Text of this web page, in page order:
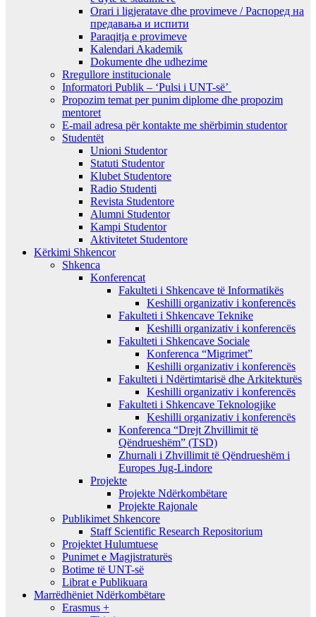
Orari i ligjeratave dhe provimeve / Распоред на
предавањa и испити
Paraqitja e provimeve
Kalendari Akademik
Dokumente dhe udhezime
Rregullore institucionale
Informatori Publik – ‘Pulsi i UNT-së’
Propozim temat per punim diplome dhe propozim
mentoret
E-mail adresa për kontakte me shërbimin studentor
Studentët
Unioni Studentor
Statuti Studentor
Klubet Studentore
Radio Studenti
Revista Studentore
Alumni Studentor
Kampi Studentor
Aktivitetet Studentore
Kërkimi Shkencor
Shkenca
Konferencat
Fakulteti i Shkencave të Informatikës
Keshilli organizativ i konferencës
Fakulteti i Shkencave Teknike
Keshilli organizativ i konferencës
Fakulteti i Shkencave Sociale
Konferenca “Migrimet”
Keshilli organizativ i konferencës
Fakulteti i Ndërtimtarisë dhe Arkitekturës
Keshilli organizativ i konferencës
Fakulteti i Shkencave Teknologjike
Keshilli organizativ i konferencës
Konferenca “Drejt Zhvillimit të
Qëndrueshëm” (TSD)
Zhurnali i Zhvillimit të Qëndrueshëm i
Europes Jug-Lindore
Projekte
Projekte Ndërkombëtare
Projekte Rajonale
Publikimet Shkencore
Staff Scientific Research Repositorium
Projektet Hulumtuese
Punimet e Magjistraturës
Botime të UNT-së
Librat e Publikuara
Marrëdhëniet Ndërkombëtare
Erasmus +